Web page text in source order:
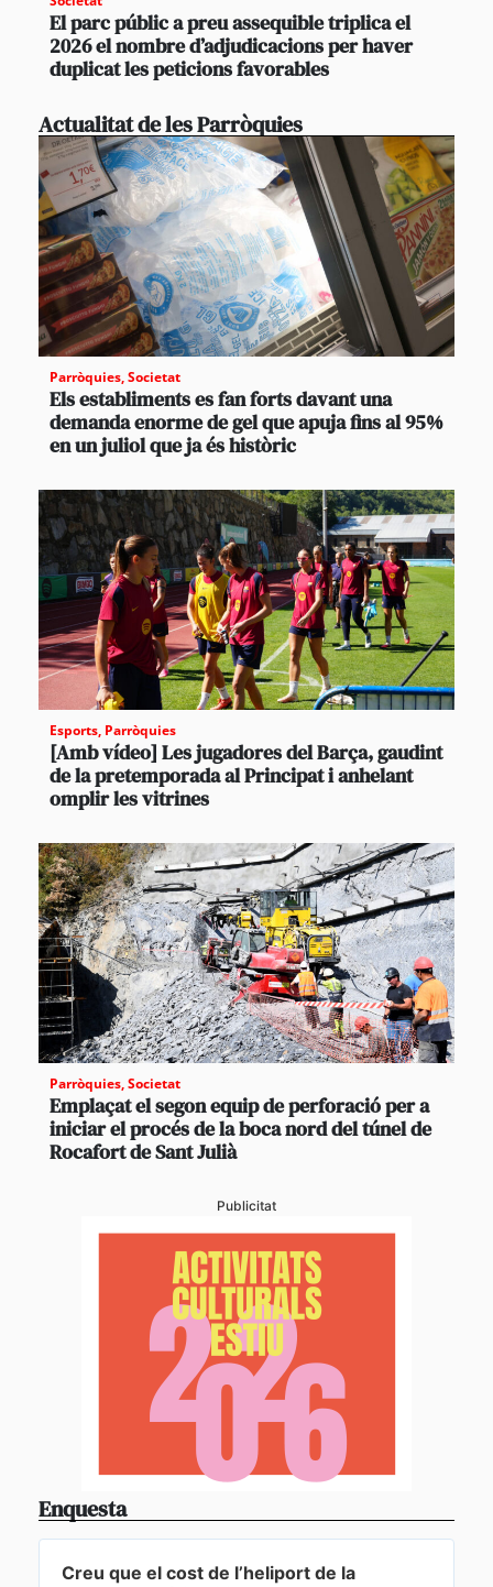
El parc públic a preu assequible triplica el
2026 el nombre d’adjudicacions per haver
duplicat les peticions favorables
Actualitat de les Parròquies
Parròquies,Societat
Els establiments es fan forts davant una
demanda enorme de gel que apuja fins al 95%
en un juliol que ja és històric
Esports, Parròquies
[Amb vídeo] Les jugadores del Barça, gaudint
de la pretemporada al Principat i anhelant
omplir les vitrines
Parròquies,Societat
Emplaçat el segon equip de perforació per a
iniciar el procés de la boca nord del túnel de
Rocafort de Sant Julià
Publicitat
Enquesta
Creu que el cost de l’heliport de la